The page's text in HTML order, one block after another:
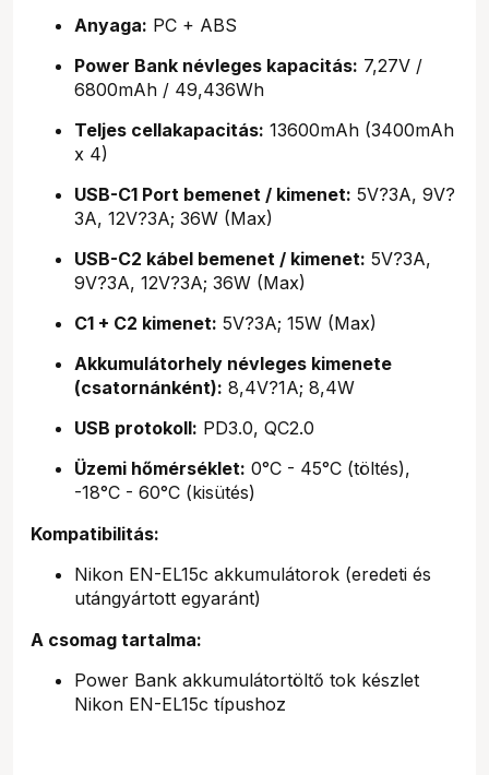
Anyaga: PC + ABS
Power Bank névleges kapacitás: 7,27V /
6800mAh / 49,436Wh
Teljes cellakapacitás: 13600mAh (3400mAh
x 4)
USB-C1 Port bemenet / kimenet: 5V?3A, 9V?
3A, 12V?3A; 36W (Max)
USB-C2 kábel bemenet / kimenet: 5V?3A,
9V?3A, 12V?3A; 36W (Max)
C1 + C2 kimenet: 5V?3A; 15W (Max)
Akkumulátorhely névleges kimenete
(csatornánként): 8,4V?1A; 8,4W
USB protokoll: PD3.0, QC2.0
Üzemi hőmérséklet: 0°C - 45°C (töltés),
-18°C - 60°C (kisütés)
Kompatibilitás:
Nikon EN-EL15c akkumulátorok (eredeti és
utángyártott egyaránt)
A csomag tartalma:
Power Bank akkumulátortöltő tok készlet
Nikon EN-EL15c típushoz